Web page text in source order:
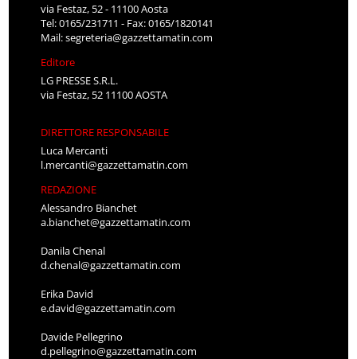
via Festaz, 52 - 11100 Aosta
Tel: 0165/231711 - Fax: 0165/1820141
Mail:segreteria@gazzettamatin.com
Editore
LG PRESSE S.R.L.
via Festaz, 52 11100 AOSTA
DIRETTORE RESPONSABILE
Luca Mercanti
l.mercanti@gazzettamatin.com
REDAZIONE
Alessandro Bianchet
a.bianchet@gazzettamatin.com
Danila Chenal
d.chenal@gazzettamatin.com
Erika David
e.david@gazzettamatin.com
Davide Pellegrino
d.pellegrino@gazzettamatin.com